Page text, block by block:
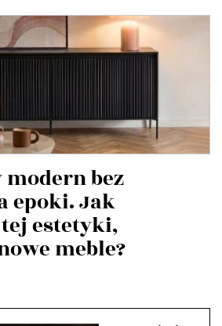
bez
epoki. Jak
estetyki,
meble?